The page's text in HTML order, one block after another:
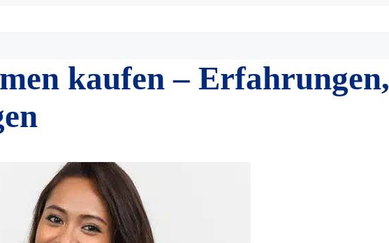
kaufen – Erfahrungen,